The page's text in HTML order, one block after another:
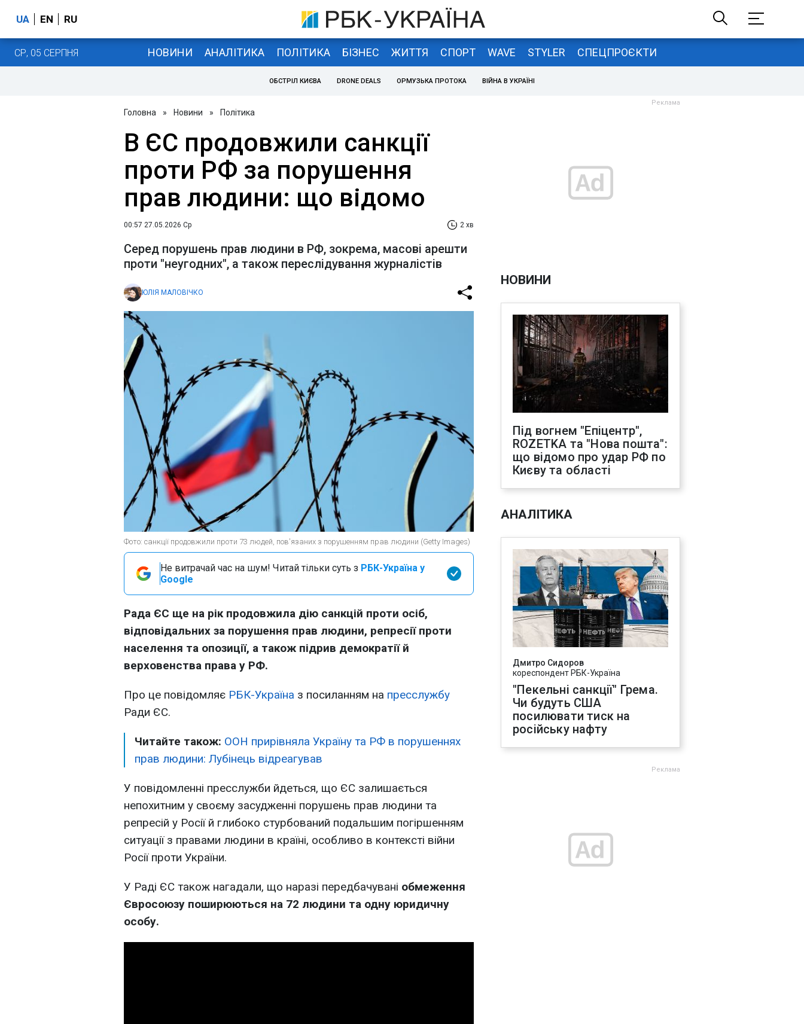
UA EN RU
СР, 05 СЕРПНЯ НОВИНИ АНАЛІТИКА ПОЛІТИКА БІЗНЕС ЖИТТЯ СПОРТ WAVE STYLER СПЕЦПРОЄКТИ
ОБСТРІЛ КИЄВА DRONE DEALS ОРМУЗЬКА ПРОТОКА ВІЙНА В УКРАЇНІ
Головна » Новини » Політика
В ЄС продовжили санкції
проти РФ за порушення
прав людини: що відомо
00:57 27.05.2026 Ср 2 хв
Серед порушень прав людини в РФ, зокрема, масові арешти
проти "неугодних", а також переслідування журналістів
ЮЛІЯ МАЛОВІЧКО
Фото: санкції продовжили проти 73 людей, пов'язаних з порушенням прав людини (Getty Images)
Не витрачай час на шум! Читай тільки суть з РБК-Україна у
Google
Рада ЄС ще на рік продовжила дію санкцій проти осіб,
відповідальних за порушення прав людини, репресії проти
населення та опозиції, а також підрив демократії й
верховенства права у РФ.
Про це повідомляє РБК-Україна з посиланням на пресслужбу
Ради ЄС.
Читайте також: ООН прирівняла Україну та РФ в порушеннях
прав людини: Лубінець відреагував
У повідомленні пресслужби йдеться, що ЄС залишається
непохитним у своєму засудженні порушень прав людини та
репресій у Росії й глибоко стурбований подальшим погіршенням
ситуації з правами людини в країні, особливо в контексті війни
Росії проти України.
У Раді ЄС також нагадали, що наразі передбачувані обмеження
Євросоюзу поширюються на 72 людини та одну юридичну
особу.
НОВИНИ
Під вогнем "Епіцентр",
ROZETKA та "Нова пошта":
що відомо про удар РФ по
Києву та області
АНАЛІТИКА
Дмитро Сидоров
кореспондент РБК-Україна
"Пекельні санкції" Грема.
Чи будуть США
посилювати тиск на
російську нафту